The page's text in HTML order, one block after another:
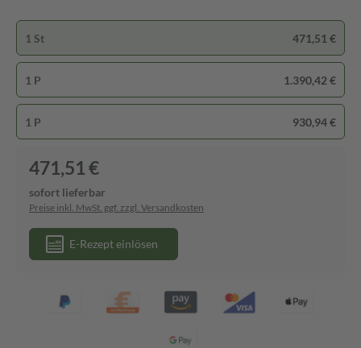
1 St 471,51 €
1 P 1.390,42 €
1 P 930,94 €
471,51 €
sofort lieferbar
Preise inkl. MwSt. ggf. zzgl. Versandkosten
E-Rezept einlösen